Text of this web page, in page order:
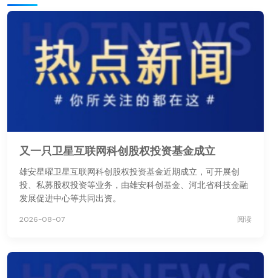
又一只卫星互联网科创股权投资基金成立
雄安星曜卫星互联网科创股权投资基金近期成立，可开展创
投、私募股权投资等业务，由雄安科创基金、河北省科技金融
发展促进中心等共同出资。
2026-08-07 阅读